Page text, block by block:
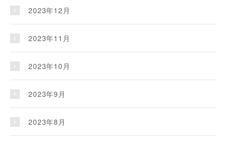
2023年12月
2023年11月
2023年10月
2023年9月
2023年8月